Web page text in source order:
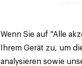
Wenn Sie auf "Alle
Ihrem Gerät zu, um
analysieren sowie